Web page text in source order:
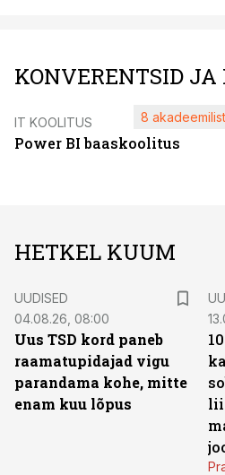
KONVERENTSID JA
IT KOOLITUS
Power BI baaskoolitus
8
HETKEL KUUM
UUDISED
04.08.26, 08:00
Uus TSD kord paneb
raamatupidajad vigu
parandama kohe, mitte
enam kuu lõpus